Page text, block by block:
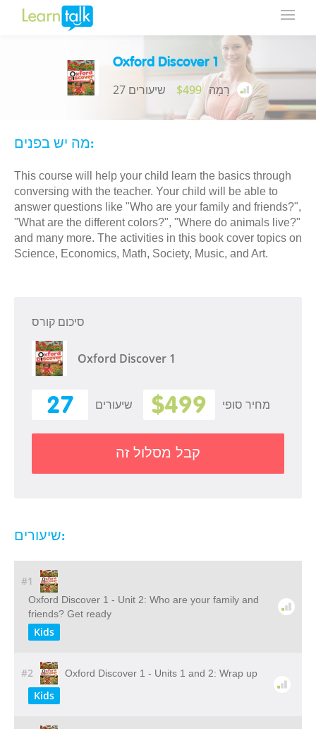
Oxford Discover 1
27 שיעורים $499 רָמָה
מה יש בפנים:
This course will help your child learn the basics through
conversing with the teacher. Your child will be able to
answer questions like "Who are your family and friends?",
"What are the different colors?", "Where do animals live?"
and many more. The activities in this book cover topics on
Science, Economics, Math, Society, Music, and Art.
סיכום קורס
Oxford Discover 1
27 שיעורים $499 מחיר סופי
קבל מסלול זה
שיעורים:
#1
Oxford Discover 1 - Unit 2: Who are your family and
friends? Get ready
Kids
#2 Oxford Discover 1 - Units 1 and 2: Wrap up
Kids